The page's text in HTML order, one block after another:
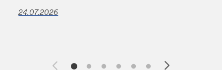
24.07.2026